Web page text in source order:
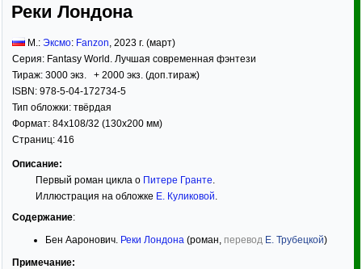
Реки Лондона
М.: Эксмо: Fanzon 2023 г. (март)
Серия: Fantasy World. Лучшая современная фэнтези
Тираж: 3000 экз. + 2000 экз. (доп.тираж)
ISBN: 978-5-04-172734-5
Тип обложки: твёрдая
Формат: 84x108/32 (130x200 мм)
Страниц: 416
Описание:
Первый роман цикла о Питере Гранте
Иллюстрация на обложке Е. Куликовой
Содержание:
Бен Ааронович. Реки Лондона (роман, перевод Е. Трубецкой)
Примечание: